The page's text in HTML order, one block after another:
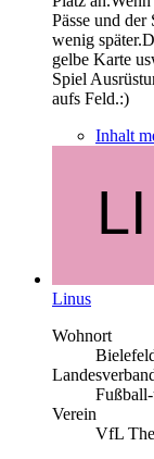
Pässe und
wenig
gelbe Karte
Spiel
aufs Feld.:)
Inhalt
Linus
Wohnort
Verein
VfL